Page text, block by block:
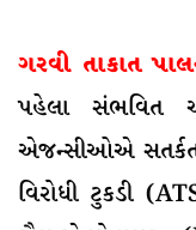
ગરવી તાકાત
પહેલા સંભવિત
એજન્સીઓએ
વિરોધી ટુકડી